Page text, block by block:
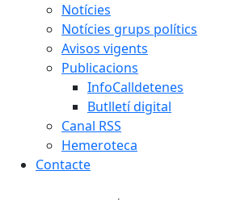
Notícies
Notícies grups polítics
Avisos vigents
Publicacions
InfoCalldetenes
Butlletí digital
Canal RSS
Hemeroteca
Contacte